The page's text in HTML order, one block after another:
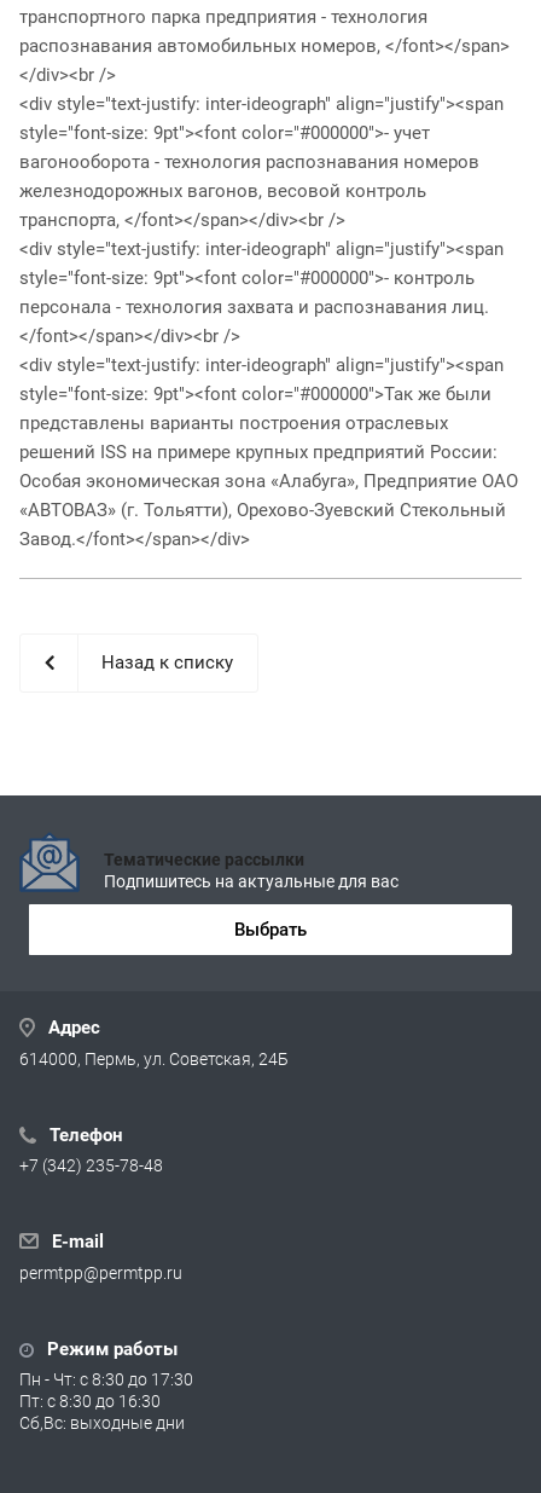
транспортного парка предприятия - технология
распознавания автомобильных номеров, </font></span>
</div><br />
<div style="text-justify: inter-ideograph" align="justify"><span
style="font-size: 9pt"><font color="#000000">- учет
вагонооборота - технология распознавания номеров
железнодорожных вагонов, весовой контроль
транспорта, </font></span></div><br />
<div style="text-justify: inter-ideograph" align="justify"><span
style="font-size: 9pt"><font color="#000000">- контроль
персонала - технология захвата и распознавания лиц.
</font></span></div><br />
<div style="text-justify: inter-ideograph" align="justify"><span
style="font-size: 9pt"><font color="#000000">Так же были
представлены варианты построения отраслевых
решений ISS на примере крупных предприятий России:
Особая экономическая зона «Алабуга», Предприятие ОАО
«АВТОВАЗ» (г. Тольятти), Орехово-Зуевский Стекольный
Завод.</font></span></div>
Назад к списку
Тематические рассылки
Подпишитесь на актуальные для вас
Выбрать
Адрес
614000, Пермь, ул. Советская, 24Б
Телефон
+7 (342) 235-78-48
E-mail
permtpp@permtpp.ru
Режим работы
Пн - Чт: с 8:30 до 17:30
Пт: с 8:30 до 16:30
Сб,Вс: выходные дни